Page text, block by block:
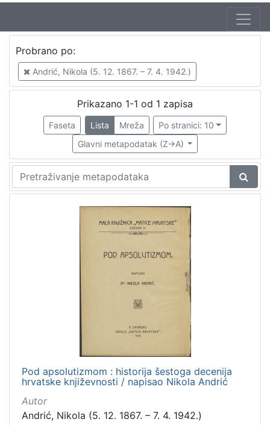
Probrano po:
Andrić, Nikola (5. 12. 1867. – 7. 4. 1942.)
Prikazano 1-1 od 1 zapisa
Faseta Lista Mreža
Po stranici: 10
Glavni metapodatak (Z->A)
Pod apsolutizmom : historija šestoga decenija
hrvatske književnosti / napisao Nikola Andrić
Autor
Andrić, Nikola (5. 12. 1867. – 7. 4. 1942.)